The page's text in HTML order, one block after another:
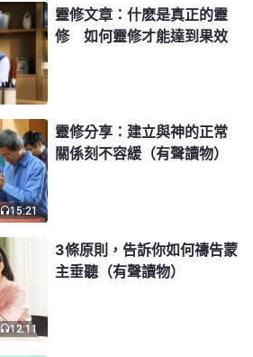
命有負擔的人，才是有『信』的
的顯現與作工・實行 七》
擔來在神面前的，總感覺自己缺
需要認識，有許多實際需要經
，這些事總挂在你的心頭之上，
來，使你為此而心思沉重（但不
的人才能有資格接受神話的開
係很重要》神發表真理都是針對
我們讀神話就得尋求真理解决自
現實問題、難處揣摩神的話，就
，比如：我們跟弟兄姊妹在一起
靈修文章：什麽是真正的靈
修 如何靈修才能達到果效
15:21
靈修分享：建立與神的正常
關係刻不容緩（有聲讀物）
12:11
3條原則，告訴你如何禱告蒙
主垂聽（有聲讀物）